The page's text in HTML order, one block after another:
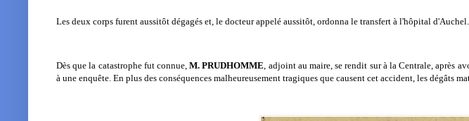
Les deux corps furent aussitôt dégagés et, le docteur appelé aussitôt, ordonna le transfert à l'hôpital
Dès que la catastrophe fut connue,M. PRUDHOMME , adjoint au maire, se rendit sur à la Centrale, après
à une enquête. En plus des conséquences malheureusement tragiques que causent cet accident, les dégâts